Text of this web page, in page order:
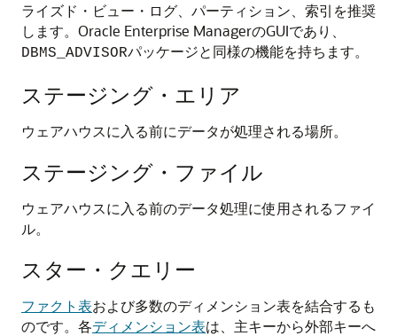
ライズド・ビュー・ログ、パーティション、索引を推奨
します。Oracle Enterprise ManagerのGUIであり、
DBMS_ADVISORパッケージと同様の機能を持ちます。
ステージング・エリア
ウェアハウスに入る前にデータが処理される場所。
ステージング・ファイル
ウェアハウスに入る前のデータ処理に使用されるファイ
ル。
スター・クエリー
ファクト表および多数のディメンション表を結合するも
のです。各ディメンション表は、主キーから外部キーへ